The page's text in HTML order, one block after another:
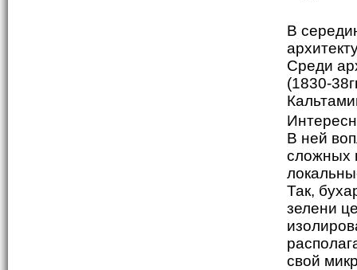
В
Среди
(1830-
В ней
сложных
Так,
зелени
свой